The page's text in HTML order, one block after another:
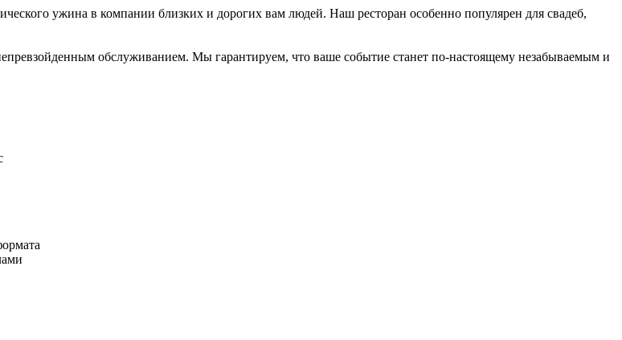
ужина в компании близких и дорогих вам людей. Наш ресторан особенно популярен для свадеб,
обслуживанием. Мы гарантируем, что ваше событие станет по-настоящему незабываемым и